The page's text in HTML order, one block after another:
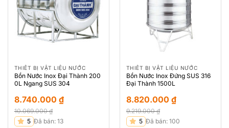
THIẾT BỊ VẬT LIỆU NƯỚC
Bồn Nước Inox Đại Thành 200
0L Ngang SUS 304
10.069.000₫
Giá
8.740.000 ₫
Giá 5 Đã bán: 13
THIẾT BỊ VẬT LIỆU NƯỚC
Bồn Nước Inox Đứng SUS 316
Đại Thành 1500L
9.219.000₫
Giá
8.820.000 ₫
Giá 5 Đã bán: 100